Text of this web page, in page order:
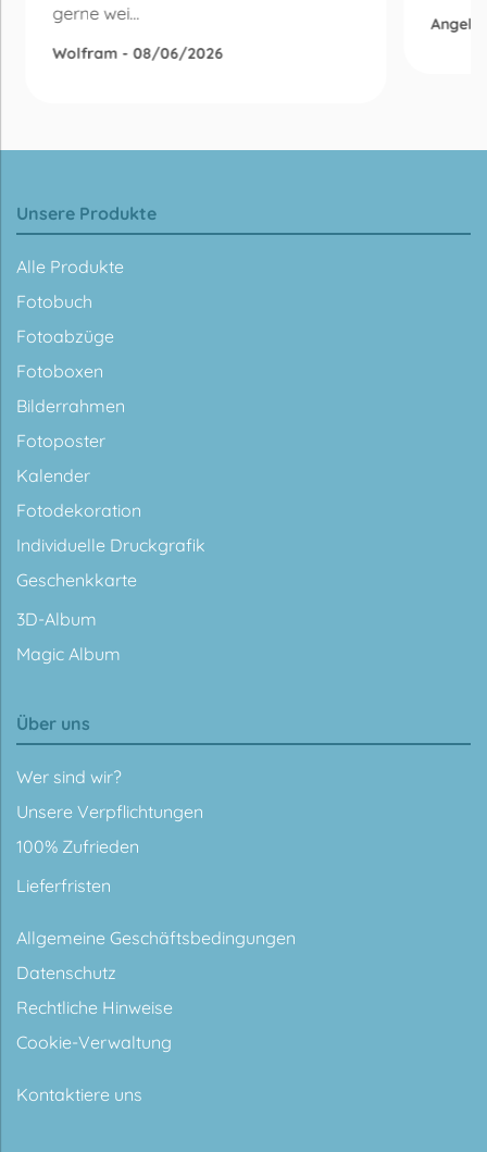
gerne wei...
Wolfram - 08/06/2026
Unsere Produkte
Alle Produkte
Fotobuch
Fotoabzüge
Fotoboxen
Bilderrahmen
Fotoposter
Kalender
Fotodekoration
Individuelle Druckgrafik
Geschenkkarte
3D-Album
Magic Album
Über uns
Wer sind wir?
Unsere Verpflichtungen
100% Zufrieden
Lieferfristen
Allgemeine Geschäftsbedingungen
Datenschutz
Rechtliche Hinweise
Cookie-Verwaltung
Kontaktiere uns